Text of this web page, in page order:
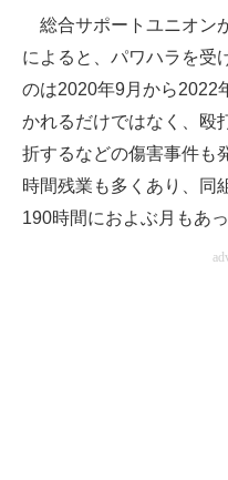
建設×テクノロジーの最前線
ちょっと気になるネットの
総合サポートユニオン
によると、パワハラを受
のは2020年9月から2022
かれるだけではなく、殴
折するなどの傷害事件も
時間残業も多くあり、同
190時間におよぶ月もあ